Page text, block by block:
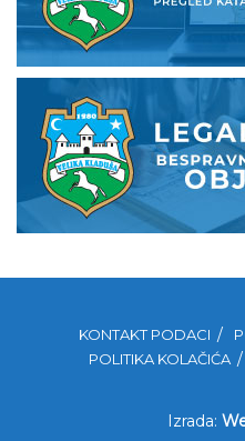
KONTAKT PODACI
POLITIKA KOLAČIĆA
Izrada: